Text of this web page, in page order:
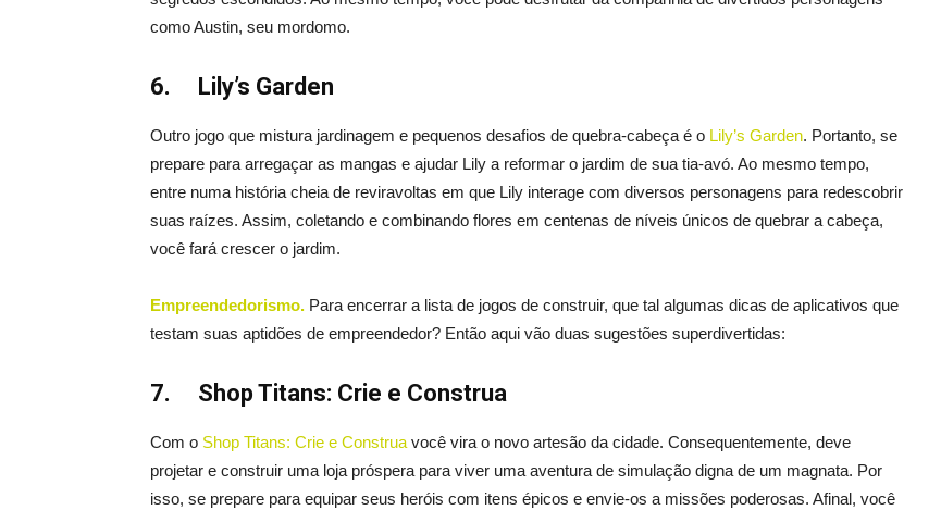
como Austin, seu mordomo.
6. Lily’s Garden
Outro jogo que mistura jardinagem e pequenos desafios de quebra-cabeça é o Lily’s Garden. Portanto, se
prepare para arregaçar as mangas e ajudar Lily a reformar o jardim de sua tia-avó. Ao mesmo tempo,
entre numa história cheia de reviravoltas em que Lily interage com diversos personagens para redescobrir
suas raízes. Assim, coletando e combinando flores em centenas de níveis únicos de quebrar a cabeça,
você fará crescer o jardim.
Empreendedorismo. Para encerrar a lista de jogos de construir, que tal algumas dicas de aplicativos que
testam suas aptidões de empreendedor? Então aqui vão duas sugestões superdivertidas:
7. Shop Titans: Crie e Construa
Com o Shop Titans: Crie e Construa você vira o novo artesão da cidade. Consequentemente, deve
projetar e construir uma loja próspera para viver uma aventura de simulação digna de um magnata. Por
isso, se prepare para equipar seus heróis com itens épicos e envie-os a missões poderosas. Afinal, você